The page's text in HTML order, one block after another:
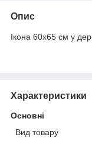
Опис
Ікона 60х65 см у
Характеристики
Основні
Вид товару